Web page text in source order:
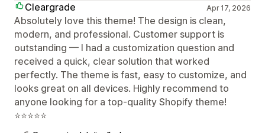
Cleargrade Apr 17, 2026
Absolutely love this theme! The design is clean,
modern, and professional. Customer support is
outstanding — I had a customization question and
received a quick, clear solution that worked
perfectly. The theme is fast, easy to customize, and
looks great on all devices. Highly recommend to
anyone looking for a top-quality Shopify theme!
⭐⭐⭐⭐⭐